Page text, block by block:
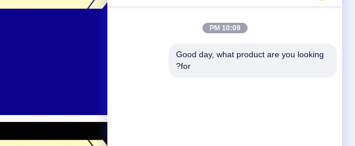
10:09 PM
Good day, what product are you looking
for?